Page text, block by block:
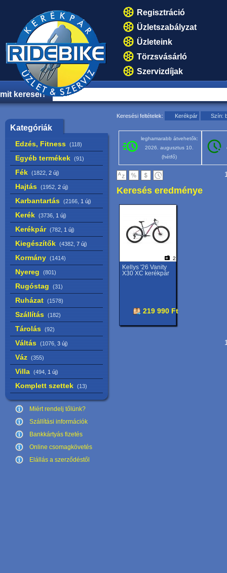
Regisztráció
Üzletszabályzat
Üzleteink
Törzsvásárló
Szervizdíjak
mit keresel?
Kategóriák
Edzés, Fitness (118)
Egyéb termékek (91)
Fék (1822, 2 új)
Hajtás (1952, 2 új)
Karbantartás (2166, 1 új)
Kerék (3736, 1 új)
Kerékpár (782, 1 új)
Kiegészítők (4382, 7 új)
Kormány (1414)
Nyereg (801)
Rugóstag (31)
Ruházat (1578)
Szállítás (182)
Tárolás (92)
Váltás (1076, 3 új)
Váz (355)
Villa (494, 1 új)
Komplett szettek (13)
Miért rendelj tőlünk?
Szállítási információk
Bankkártyás fizetés
Online csomagkövetés
Elállás a szerződéstől
Keresési feltételek: Kerékpár Szín:
leghamarabb átvehetők:
2026. augusztus 10.
(hétfő)
Keresés eredménye
2
Kellys '26 Vanity
X30 XC kerékpár
219 990 Ft